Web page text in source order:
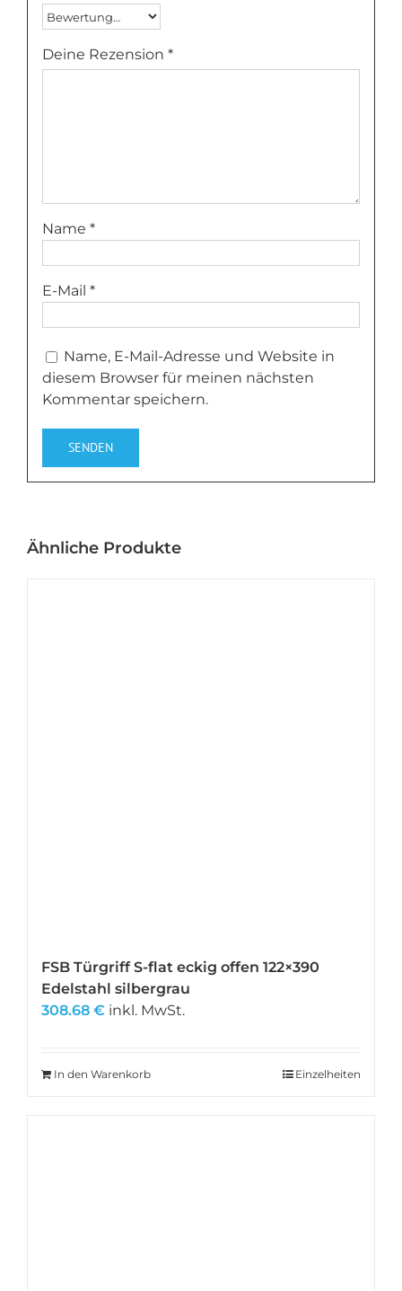
Deine Rezension *
Name *
E-Mail *
Name, E-Mail-Adresse und Website in
diesem Browser für meinen nächsten
Kommentar speichern.
Ähnliche Produkte
FSB Türgriff S-flat eckig offen 122×390
Edelstahl silbergrau
308.68 € inkl. MwSt.
In den Warenkorb Einzelheiten